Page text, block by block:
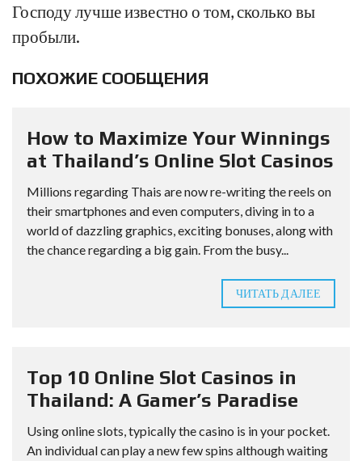
Господу лучше известно о том, сколько вы
пробыли.
ПОХОЖИЕ СООБЩЕНИЯ
How to Maximize Your Winnings
at Thailand’s Online Slot Casinos
Millions regarding Thais are now re-writing the reels on
their smartphones and even computers, diving in to a
world of dazzling graphics, exciting bonuses, along with
the chance regarding a big gain. From the busy...
ЧИТАТЬ ДАЛЕЕ
Top 10 Online Slot Casinos in
Thailand: A Gamer’s Paradise
Using online slots, typically the casino is in your pocket.
An individual can play a new few spins although waiting